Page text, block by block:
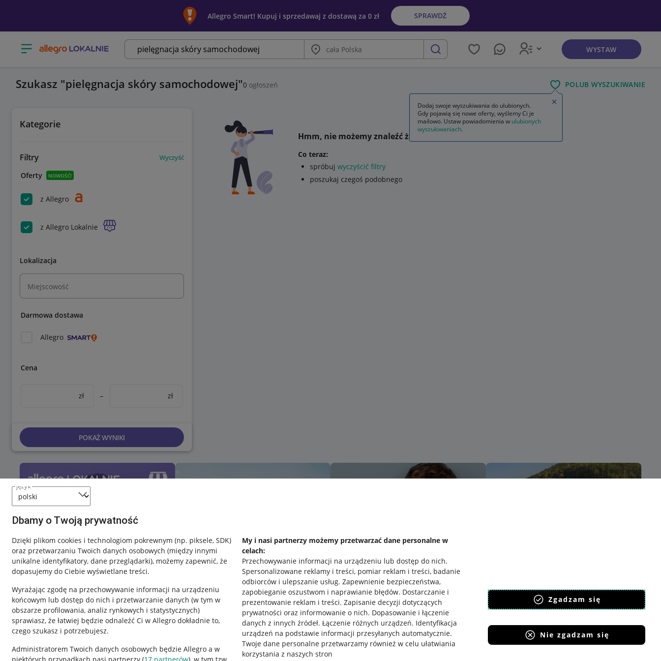
język
Dbamy o Twoją prywatność
Dzięki plikom cookies i technologiom pokrewnym (np. piksele, SDK)
oraz przetwarzaniu Twoich danych osobowych (między innymi
unikalne identyfikatory, dane przeglądarki), możemy zapewnić, że
dopasujemy do Ciebie wyświetlane treści.
Wyrażając zgodę na przechowywanie informacji na urządzeniu
końcowym lub dostęp do nich i przetwarzanie danych (w tym w
obszarze profilowania, analiz rynkowych i statystycznych)
sprawiasz, że łatwiej będzie odnaleźć Ci w Allegro dokładnie to,
czego szukasz i potrzebujesz.
Administratorem Twoich danych osobowych będzie Allegro a w
My i nasi partnerzy możemy przetwarzać dane personalne w
celach:
Przechowywanie informacji na urządzeniu lub dostęp do nich.
Spersonalizowane reklamy i treści, pomiar reklam i treści, badanie
odbiorców i ulepszanie usług. Zapewnienie bezpieczeństwa,
zapobieganie oszustwom i naprawianie błędów. Dostarczanie i
prezentowanie reklam i treści. Zapisanie decyzji dotyczących
prywatności oraz informowanie o nich. Dopasowanie i łączenie
danych z innych źródeł. Łączenie różnych urządzeń. Identyfikacja
urządzeń na podstawie informacji przesyłanych automatycznie.
Twoje dane personalne przetwarzamy również w celu ułatwiania
korzystania z naszych stron
Zgadzam się
Nie zgadzam się
Allegro Smart! Kupuj i sprzedawaj z dostawą za 0 zł SPRAWDŹ
Otwórz menu z kategoriami
Miasto
szukaj
WYSTAW
Szukasz pielęgnacja skóry samochodowej 0 ogłoszeń POLUB WYSZUKIWANIE
Kategorie
Filtry Wyczyść
Oferty NOWOŚĆ!
z Allegro
z Allegro Lokalnie
Lokalizacja
Miejscowość
Darmowa dostawa
Allegro
Cena
zł – zł
POKAŻ WYNIKI
Hmm, nie możemy znaleźć żadnego ogłoszenia
Co teraz:
spróbuj wyczyścić filtry
poszukaj czegoś podobnego
Przydatne informacje Pobierz aplikację
Dodaj swoje wyszukiwania do ulubionych.
Gdy pojawią się nowe oferty, wyślemy Ci je
mailowo. Ustaw powiadomienia w ulubionych
wyszukiwaniach.
Zamknij wskazówkę